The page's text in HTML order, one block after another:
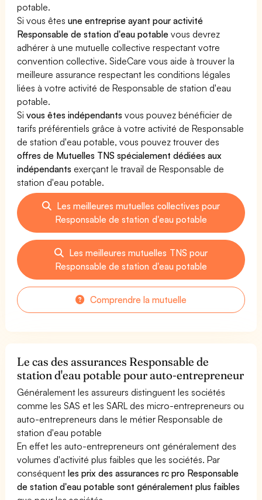
potable.
Si vous êtesune entreprise ayant pour activité
Responsable de station d'eau potable vous devrez
adhérer à une mutuelle collective respectant votre
convention collective. SideCare vous aide à trouver la
meilleure assurance respectant les conditions légales
liées à votre activité de Responsable de station d'eau
potable.
Sivous êtes indépendants vous pouvez bénéficier de
tarifs préférentiels grâce à votre activité de Responsable
de station d'eau potable, vous pouvez trouver des
offres de Mutuelles TNS spécialement dédiées aux
indépendants exerçant le travail de Responsable de
station d'eau potable.
Les meilleures mutuelles collectives pour
Responsable de station d'eau potable
Les meilleures mutuelles TNS pour
Responsable de station d'eau potable
Comprendre la mutuelle
Le cas des assurances Responsable de
station d'eau potable pour auto-entrepreneur
Généralement les assureurs distinguent les sociétés
comme les SAS et les SARL des micro-entrepreneurs ou
auto-entrepreneurs dans le métier Responsable de
station d'eau potable
En effet les auto-entrepreneurs ont généralement des
volumes d'activité plus faibles que les sociétés. Par
conséquentles prix des assurances rc pro Responsable
de station d'eau potable sont généralement plus faibles